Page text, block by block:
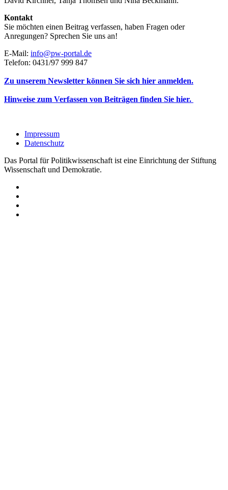
Kontakt
Sie möchten einen Beitrag verfassen, haben Fragen oder
Anregungen? Sprechen Sie uns an!
E-Mail: info@pw-portal.de
Telefon: 0431/97 999 847
Zu unserem Newsletter können Sie sich hier anmelden.
Hinweise zum Verfassen von Beiträgen finden Sie hier.
Impressum
Datenschutz
Das Portal für Politikwissenschaft ist eine Einrichtung der Stiftung
Wissenschaft und Demokratie.